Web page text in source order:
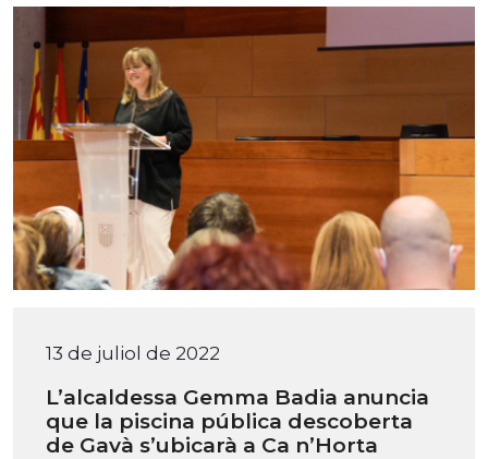
13 de juliol de 2022
L’alcaldessa Gemma Badia anuncia
que la piscina pública descoberta
de Gavà s’ubicarà a Ca n’Horta